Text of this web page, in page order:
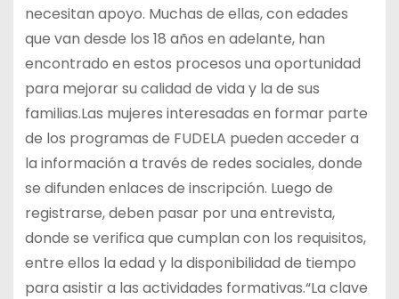
necesitan apoyo. Muchas de ellas, con edades
que van desde los 18 años en adelante, han
encontrado en estos procesos una oportunidad
para mejorar su calidad de vida y la de sus
familias.Las mujeres interesadas en formar parte
de los programas de FUDELA pueden acceder a
la información a través de redes sociales, donde
se difunden enlaces de inscripción. Luego de
registrarse, deben pasar por una entrevista,
donde se verifica que cumplan con los requisitos,
entre ellos la edad y la disponibilidad de tiempo
para asistir a las actividades formativas.“La clave